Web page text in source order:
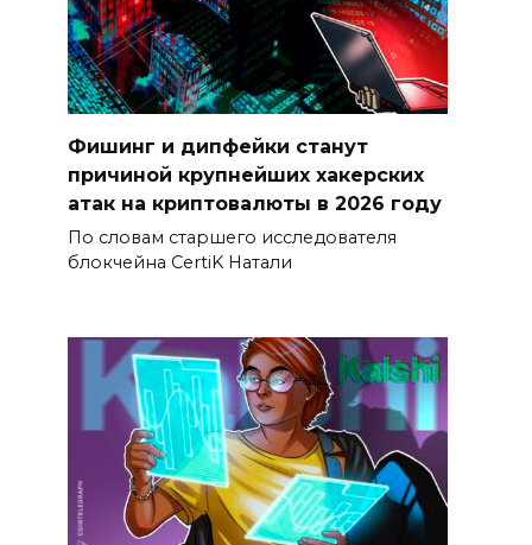
Фишинг и дипфейки станут
причиной крупнейших хакерских
атак на криптовалюты в 2026 году
По словам старшего исследователя
блокчейна CertiK Натали